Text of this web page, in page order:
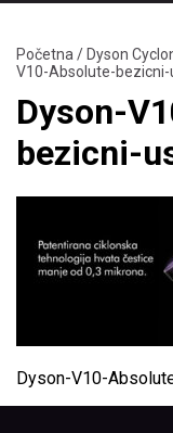
Početna /Dyson
V10-Absolute-bezicni-
Dyson-
bezicni-
Dyson-V10-